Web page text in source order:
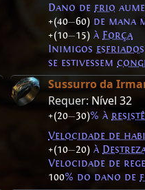
Dano de frio
+(40—60) de mana
+(10—15) à Força
Inimigos esfriados
se estivessem
Sussurro da
Requer: Nível 32
+(20—30)% à
Velocidade de
+(10—20) à
Velocidade de
100% do dano de